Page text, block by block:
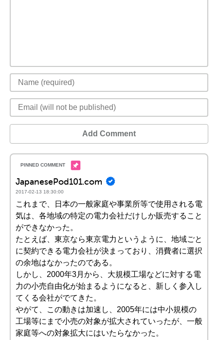
Add Comment
JapanesePod101.com
2017-02-13 18:30:00
これまで、日本の一般家庭や事業所等で使用される電
気は、各地域の特定の電力会社だけしか販売すること
ができなかった。
たとえば、東京なら東京電力というように、地域ごと
に契約できる電力会社が決まっており、消費者に選択
の余地はなかったのである。
しかし、2000年3月から、大規模工場などに対する電
力の小売自由化が始まるようになると、新しく参入し
てくる会社がでてきた。
やがて、この動きは加速し、2005年には中小規模の
工場等にまで小売の対象が拡大されていったが、一般
家庭等への対象拡大にはいたらなかった。